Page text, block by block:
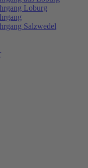
Loburg
Salzwedel